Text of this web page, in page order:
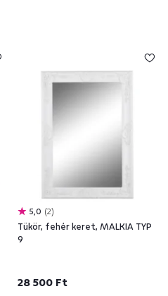
5,0 2
Tükör, fehér keret, MALKIA TYP
9
28 500 Ft